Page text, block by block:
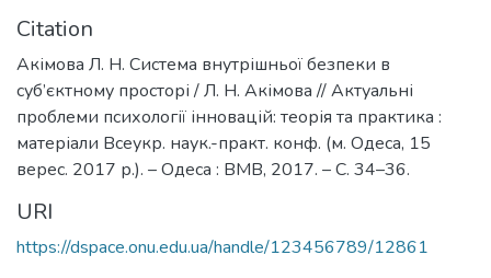
Citation
Акімова Л. Н. Система внутрішньої безпеки в
суб’єктному просторі / Л. Н. Акімова // Актуальні
проблеми психології інновацій: теорія та практика :
матеріали Всеукр. наук.-практ. конф. (м. Одеса, 15
верес. 2017 р.). – Одеса : ВМВ, 2017. – С. 34–36.
URI
https://dspace.onu.edu.ua/handle/123456789/12861